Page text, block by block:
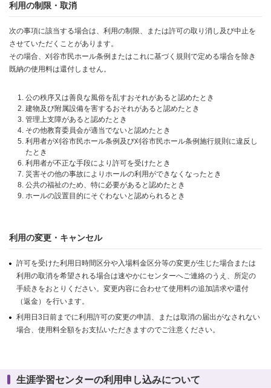
利用の制限・取消
次の事項に該当する場合は、利用の制限、または許可の取り消し及び中止を
させていただくことがあります。
その場合、刈谷市民ホール条例またはこれに基づく規則で定める場合を除き
既納の使用料は還付しません。
公の秩序又は善良な風俗を乱すおそれがあると認めたとき
建物及び附属設備を害するおそれがあると認めたとき
管理上支障があると認めたとき
その他教育委員会が適当でないと認めたとき
利用者が刈谷市民ホール条例及び刈谷市民ホール条例施行規則に違反し
たとき
利用者が不正な手段により許可を受けたとき
災害その他の事故によりホールの利用ができなくなったとき
公共の福祉のため、特に必要があると認めたとき
ホールの設置目的にそぐわないと認められるとき
利用の変更・キャンセル
許可を受けた利用日時間区分や入場料金区分等の変更が生じた場合または
利用の取消を希望される場合は速やかにセンターへご連絡のうえ、所定の
手続きをおとりください。変更内容に合わせて使用料の追加請求や還付
（返金）を行います。
利用日3日前までに利用許可の変更の申請、または取消の届出がなされない
場合、使用料全額をお支払いただきますのでご注意ください。
生涯学習センターの利用申し込みについて